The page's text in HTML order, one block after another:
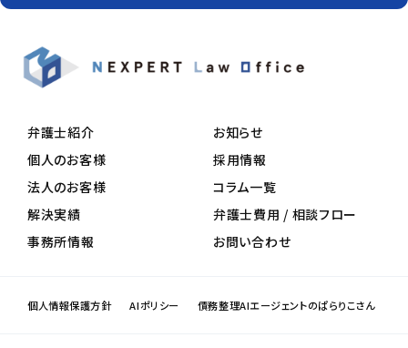
弁護士紹介
個人のお客様
法人のお客様
解決実績
事務所情報
お知らせ
採用情報
コラム一覧
弁護士費用 / 相談フロー
お問い合わせ
個人情報保護方針 AIポリシー 債務整理AIエージェントのぱらりこさん